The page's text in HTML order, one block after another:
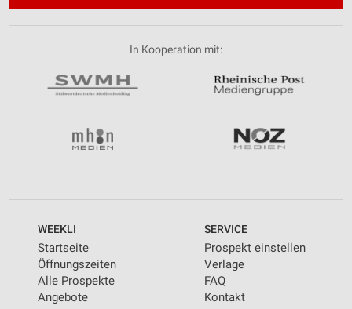
In Kooperation mit:
WEEKLI
Startseite
Öffnungszeiten
Alle Prospekte
Angebote
SERVICE
Prospekt einstellen
Verlage
FAQ
Kontakt